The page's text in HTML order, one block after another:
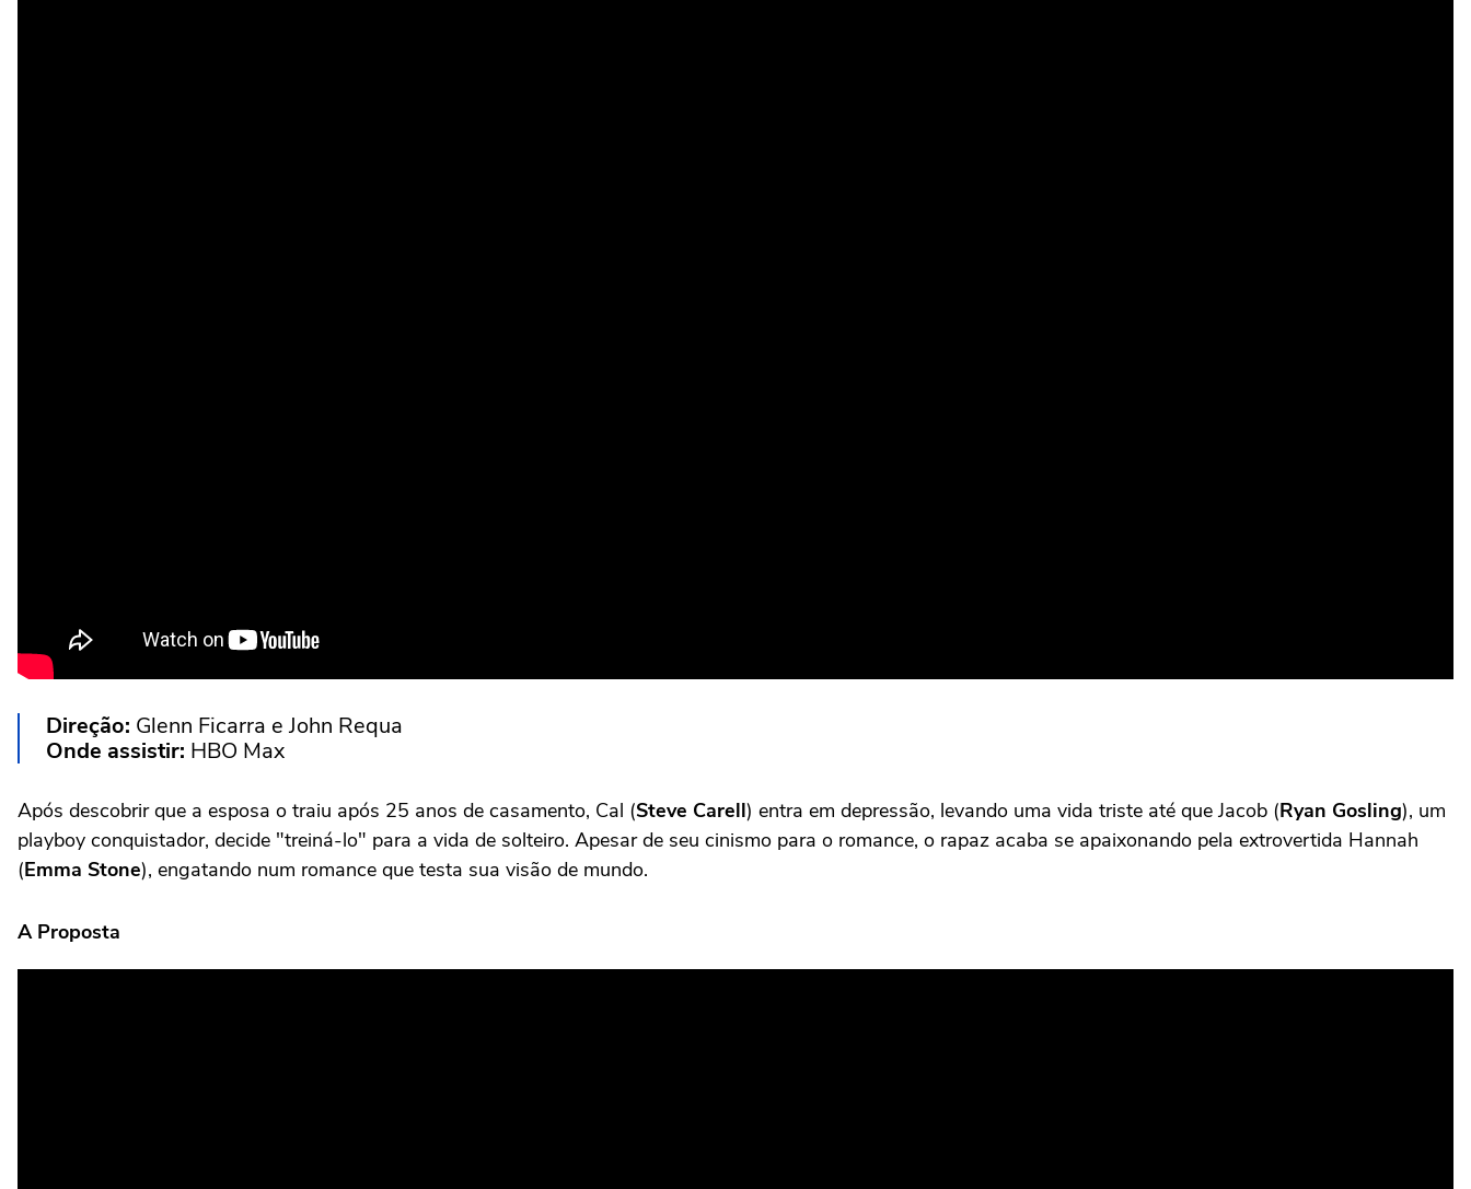
Direção: Glenn Ficarra e John Requa
Onde assistir: HBO Max
Após descobrir que a esposa o traiu após 25 anos de casamento, Cal (Steve Carell) entra em depressão, levando uma vida triste até que Jacob (Ryan Gosling), um
playboy conquistador, decide "treiná-lo" para a vida de solteiro. Apesar de seu cinismo para o romance, o rapaz acaba se apaixonando pela extrovertida Hannah
(Emma Stone), engatando num romance que testa sua visão de mundo.
A Proposta